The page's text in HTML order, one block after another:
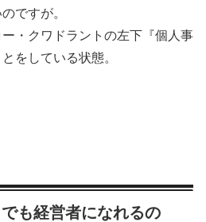
ですが。
・クワドラントの左下『個人事
をしている状態。
も経営者になれるの